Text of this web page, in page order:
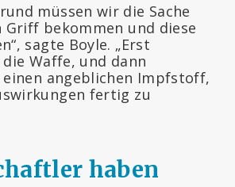
müssen wir die Sache
bekommen und diese
sagte Boyle. „Erst
Waffe, und dann
angeblichen Impfstoff,
fertig zu
haben